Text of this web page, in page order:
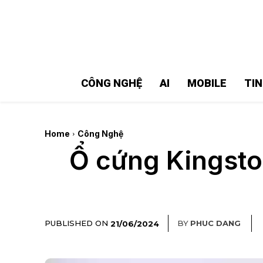
CÔNG NGHỆ AI MOBILE
Home Công Nghệ
Ổ cứng
PUBLISHED ON 21/06/2024 BY PHUC DANG